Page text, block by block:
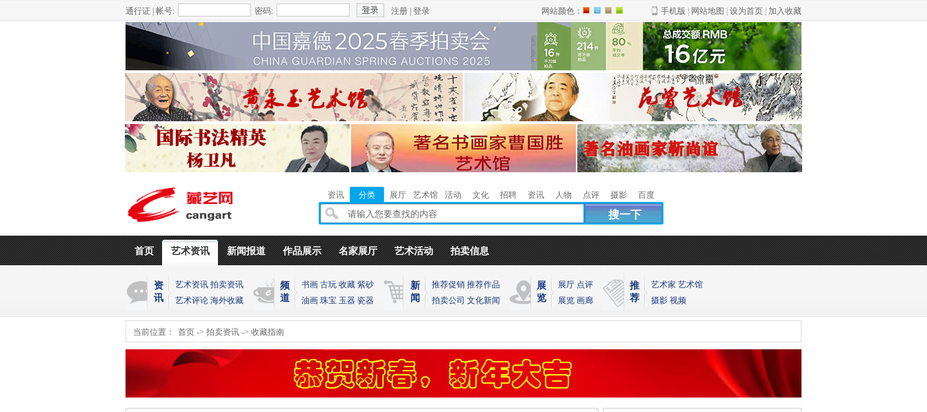
通行证 | 帐号: 密码: 注册 登录 手机版 网站地图 设为首页
加入收藏
红
色
蓝
色
褐
色
绿
色
网站颜色：
资讯 分类 展厅 艺术馆 活动 文化 招聘 资讯 人物 点评 摄影 百度
首页 艺术资讯 新闻报道 作品展示 名家展厅 艺术活动 拍卖信息
资
讯
艺术资讯 拍卖资讯
艺术评论 海外收藏
频
道
书画 古玩 收藏 紫砂
油画 珠宝 玉器 瓷器
新
闻
推荐促销 推荐作品
拍卖公司 文化新闻
展
览
展厅 点评
展览 画廊
推
荐
艺术家 艺术馆
摄影 视频
当前位置： 首页 -> 拍卖资讯 -> 收藏指南